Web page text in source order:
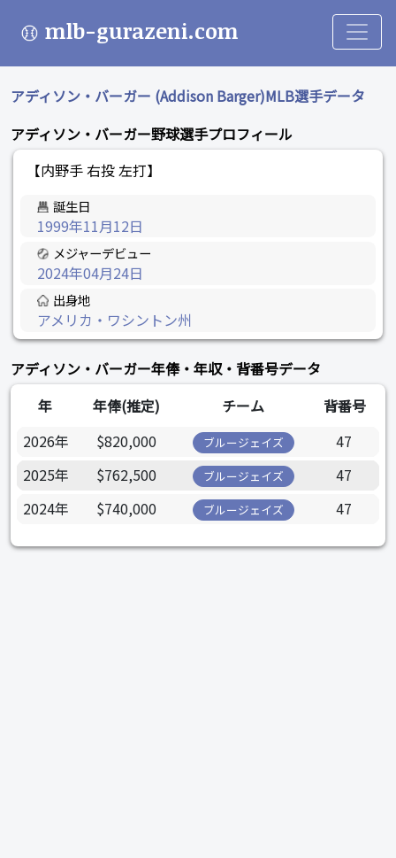
mlb-gurazeni.com
アディソン・バーガー (Addison Barger)MLB選手データ
アディソン・バーガー野球選手プロフィール
【内野手 右投 左打】
誕生日
1999年11月12日
メジャーデビュー
2024年04月24日
出身地
アメリカ・ワシントン州
アディソン・バーガー年俸・年収・背番号データ
年
年俸(推定) チーム
背番号
2026年
$820,000 ブルージェイズ
47
2025年
$762,500 ブルージェイズ
47
2024年
$740,000 ブルージェイズ 47